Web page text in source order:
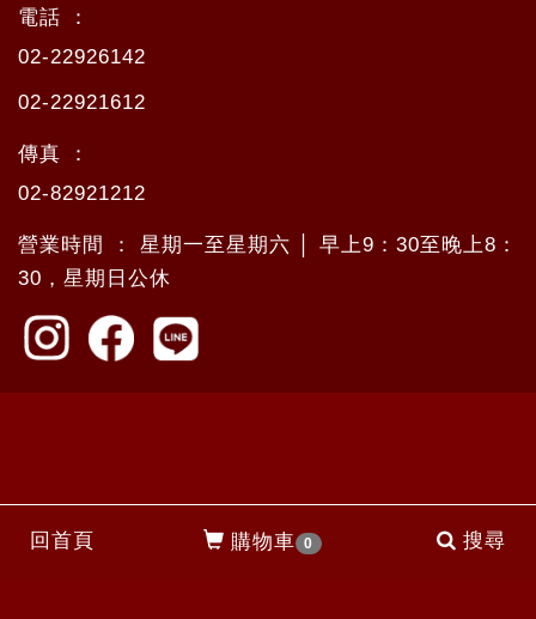
回首頁 購物車 0 搜尋
電話 ：
02-22926142
02-22921612
傳真 ：
02-82921212
營業時間 ： 星期一至星期六 │ 早上9：30至晚上8：
30，星期日公休